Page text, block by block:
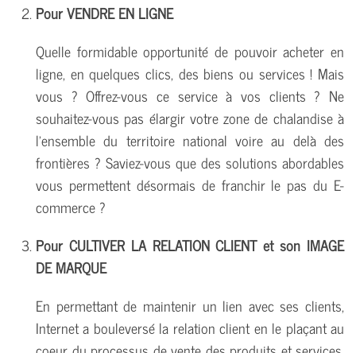
Pour VENDRE EN LIGNE
Quelle formidable opportunité de pouvoir acheter en
ligne, en quelques clics, des biens ou services ! Mais
vous ? Offrez-vous ce service à vos clients ? Ne
souhaitez-vous pas élargir votre zone de chalandise à
l'ensemble du territoire national voire au delà des
frontières ? Saviez-vous que des solutions abordables
vous permettent désormais de franchir le pas du E-
commerce ?
Pour CULTIVER LA RELATION CLIENTet son IMAGE
DE MARQUE
En permettant de maintenir un lien avec ses clients,
Internet a bouleversé la relation client en le plaçant au